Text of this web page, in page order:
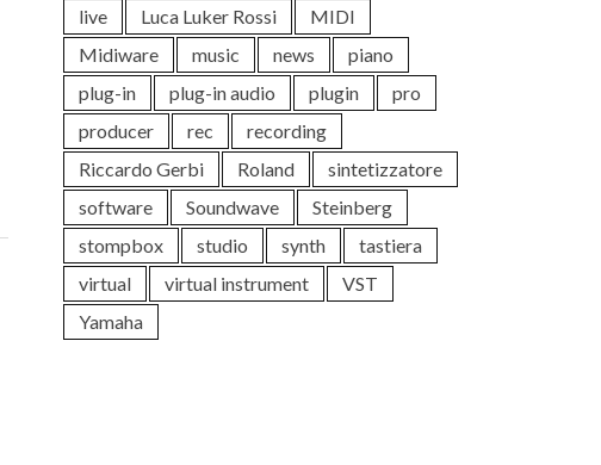
live
Luca Luker Rossi
MIDI
Midiware
music news
piano
plug-in
plug-in audio plugin
pro
producer
rec
recording
Riccardo Gerbi
Roland
sintetizzatore
software
Soundwave
Steinberg
stompbox
studio synth
tastiera
virtual
virtual instrument
VST
Yamaha